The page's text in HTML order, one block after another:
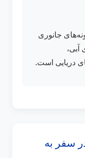
جانوری
آبی،
دریایی است.
سفر به